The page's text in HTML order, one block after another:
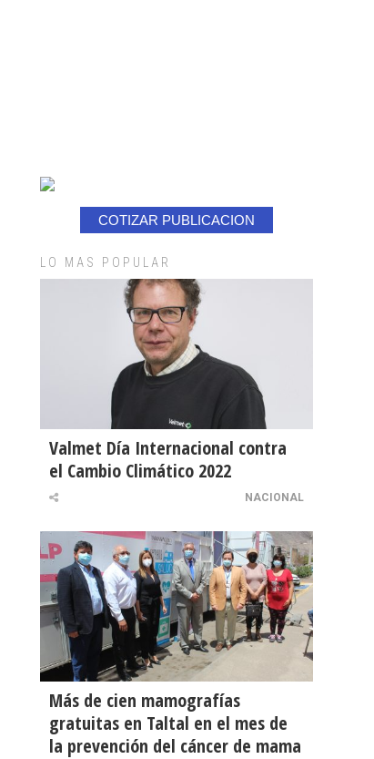
COTIZAR PUBLICACION
LO MAS POPULAR
Valmet Día Internacional contra
el Cambio Climático 2022
NACIONAL
Más de cien mamografías
gratuitas en Taltal en el mes de
la prevención del cáncer de mama